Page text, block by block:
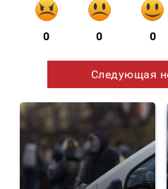
0 0 0
Следующая